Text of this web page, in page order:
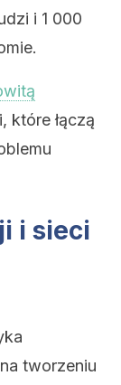
i 1 000
które łączą
i sieci
tworzeniu